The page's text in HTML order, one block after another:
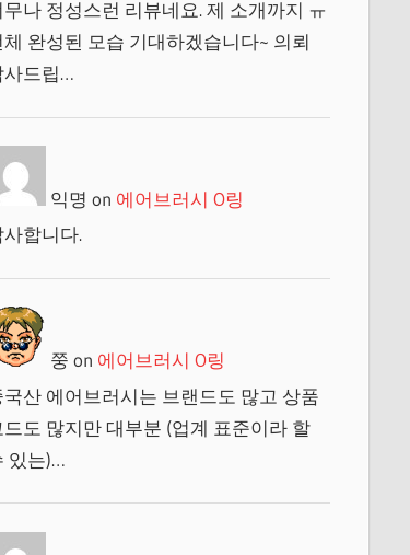
무나 정성스런 리뷰네요. 제 소개까지 ㅠ
체 완성된 모습 기대하겠습니다~ 의뢰
사드립…
익명 on 에어브러시 O링
사합니다.
쭝 on 에어브러시 O링
국산 에어브러시는 브랜드도 많고 상품
드도 많지만 대부분 (업계 표준이라 할
있는)…